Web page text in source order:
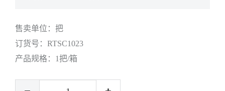
售卖单位： 把
订货号： RTSC1023
产品规格： 1把/箱